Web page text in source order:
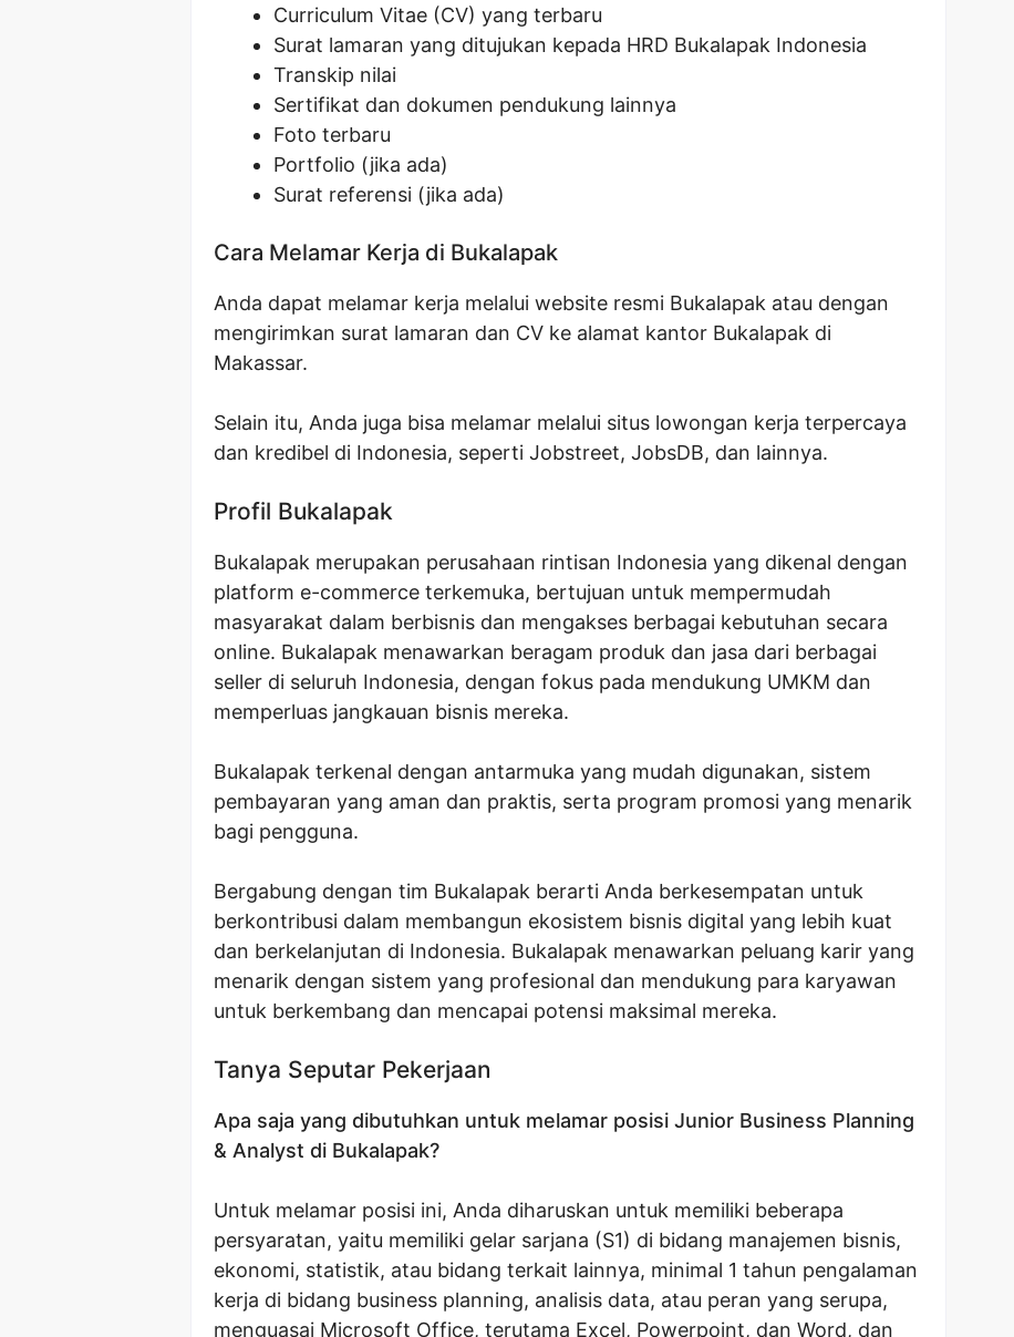
Curriculum Vitae (CV) yang terbaru
Surat lamaran yang ditujukan kepada HRD Bukalapak Indonesia
Transkip nilai
Sertifikat dan dokumen pendukung lainnya
Foto terbaru
Portfolio (jika ada)
Surat referensi (jika ada)
Cara Melamar Kerja di Bukalapak
Anda dapat melamar kerja melalui website resmi Bukalapak atau dengan
mengirimkan surat lamaran dan CV ke alamat kantor Bukalapak di
Makassar.
Selain itu, Anda juga bisa melamar melalui situs lowongan kerja terpercaya
dan kredibel di Indonesia, seperti Jobstreet, JobsDB, dan lainnya.
Profil Bukalapak
Bukalapak merupakan perusahaan rintisan Indonesia yang dikenal dengan
platform e-commerce terkemuka, bertujuan untuk mempermudah
masyarakat dalam berbisnis dan mengakses berbagai kebutuhan secara
online. Bukalapak menawarkan beragam produk dan jasa dari berbagai
seller di seluruh Indonesia, dengan fokus pada mendukung UMKM dan
memperluas jangkauan bisnis mereka.
Bukalapak terkenal dengan antarmuka yang mudah digunakan, sistem
pembayaran yang aman dan praktis, serta program promosi yang menarik
bagi pengguna.
Bergabung dengan tim Bukalapak berarti Anda berkesempatan untuk
berkontribusi dalam membangun ekosistem bisnis digital yang lebih kuat
dan berkelanjutan di Indonesia. Bukalapak menawarkan peluang karir yang
menarik dengan sistem yang profesional dan mendukung para karyawan
untuk berkembang dan mencapai potensi maksimal mereka.
Tanya Seputar Pekerjaan
Apa saja yang dibutuhkan untuk melamar posisi Junior Business Planning
& Analyst di Bukalapak?
Untuk melamar posisi ini, Anda diharuskan untuk memiliki beberapa
persyaratan, yaitu memiliki gelar sarjana (S1) di bidang manajemen bisnis,
ekonomi, statistik, atau bidang terkait lainnya, minimal 1 tahun pengalaman
kerja di bidang business planning, analisis data, atau peran yang serupa,
menguasai Microsoft Office, terutama Excel, Powerpoint, dan Word, dan